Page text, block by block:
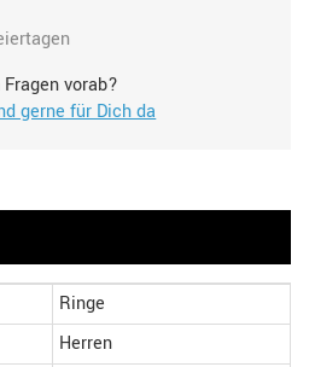
Fragen vorab?
gerne für Dich da
Ringe
Herren